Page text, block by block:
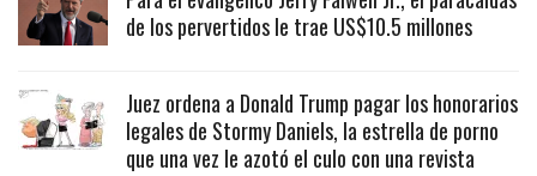
de los pervertidos le trae US$10.5 millones
Juez ordena a Donald Trump pagar los honorarios
legales de Stormy Daniels, la estrella de porno
que una vez le azotó el culo con una revista